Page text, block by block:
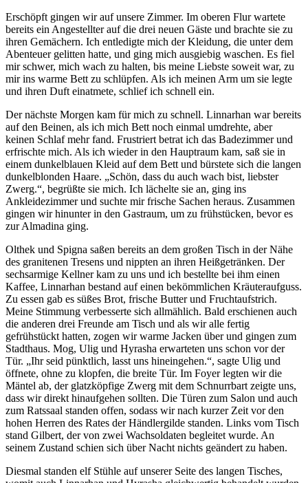
Erschöpft gingen wir auf unsere Zimmer. Im oberen Flur wartete
bereits ein Angestellter auf die drei neuen Gäste und brachte sie zu
ihren Gemächern. Ich entledigte mich der Kleidung, die unter dem
Abenteuer gelitten hatte, und ging mich ausgiebig waschen. Es fiel
mir schwer, mich wach zu halten, bis meine Liebste soweit war, zu
mir ins warme Bett zu schlüpfen. Als ich meinen Arm um sie legte
und ihren Duft einatmete, schlief ich schnell ein.
Der nächste Morgen kam für mich zu schnell. Linnarhan war bereits
auf den Beinen, als ich mich Bett noch einmal umdrehte, aber
keinen Schlaf mehr fand. Frustriert betrat ich das Badezimmer und
erfrischte mich. Als ich wieder in den Hauptraum kam, saß sie in
einem dunkelblauen Kleid auf dem Bett und bürstete sich die langen
dunkelblonden Haare. „Schön, dass du auch wach bist, liebster
Zwerg.“, begrüßte sie mich. Ich lächelte sie an, ging ins
Ankleidezimmer und suchte mir frische Sachen heraus. Zusammen
gingen wir hinunter in den Gastraum, um zu frühstücken, bevor es
zur Almadina ging.
Olthek und Spigna saßen bereits an dem großen Tisch in der Nähe
des granitenen Tresens und nippten an ihren Heißgetränken. Der
sechsarmige Kellner kam zu uns und ich bestellte bei ihm einen
Kaffee, Linnarhan bestand auf einen bekömmlichen Kräuteraufguss.
Zu essen gab es süßes Brot, frische Butter und Fruchtaufstrich.
Meine Stimmung verbesserte sich allmählich. Bald erschienen auch
die anderen drei Freunde am Tisch und als wir alle fertig
gefrühstückt hatten, zogen wir warme Jacken über und gingen zum
Stadthaus. Mog, Ulig und Hyrasha erwarteten uns schon vor der
Tür. „Ihr seid pünktlich, lasst uns hineingehen.“, sagte Ulig und
öffnete, ohne zu klopfen, die breite Tür. Im Foyer legten wir die
Mäntel ab, der glatzköpfige Zwerg mit dem Schnurrbart zeigte uns,
dass wir direkt hinaufgehen sollten. Die Türen zum Salon und auch
zum Ratssaal standen offen, sodass wir nach kurzer Zeit vor den
hohen Herren des Rates der Händlergilde standen. Links vom Tisch
stand Gilbert, der von zwei Wachsoldaten begleitet wurde. An
seinem Zustand schien sich über Nacht nichts geändert zu haben.
Diesmal standen elf Stühle auf unserer Seite des langen Tisches,